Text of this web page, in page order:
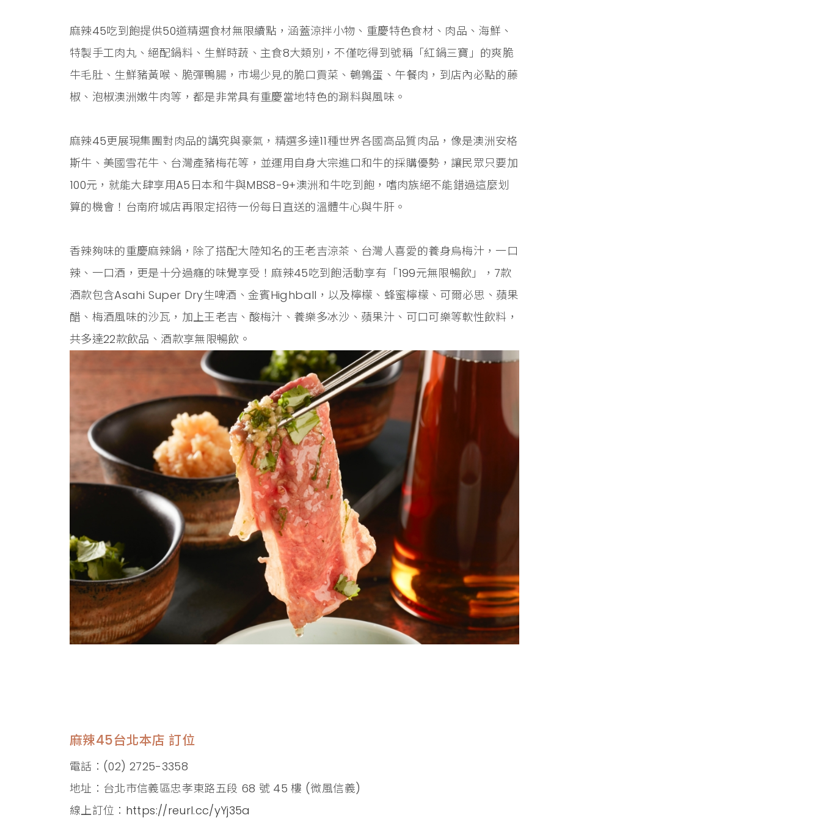
麻辣45吃到飽提供50道精選食材無限續點，涵蓋涼拌小物、重慶特色食材、肉品、海鮮、
特製手工肉丸、絕配鍋料、生鮮時蔬、主食8大類別，不僅吃得到號稱「紅鍋三寶」的爽脆
牛毛肚、生鮮豬黃喉、脆彈鴨腸，市場少見的脆口貢菜、鵪鶉蛋、午餐肉，到店內必點的藤
椒、泡椒澳洲嫩牛肉等，都是非常具有重慶當地特色的涮料與風味。
麻辣45更展現集團對肉品的講究與豪氣，精選多達11種世界各國高品質肉品，像是澳洲安格
斯牛、美國雪花牛、台灣產豬梅花等，並運用自身大宗進口和牛的採購優勢，讓民眾只要加
100元，就能大肆享用A5日本和牛與MBS8-9+澳洲和牛吃到飽，嗜肉族絕不能錯過這麼划
算的機會！台南府城店再限定招待一份每日直送的溫體牛心與牛肝。
香辣夠味的重慶麻辣鍋，除了搭配大陸知名的王老吉涼茶、台灣人喜愛的養身烏梅汁，一口
辣、一口酒，更是十分過癮的味覺享受！麻辣45吃到飽活動享有「199元無限暢飲」，7款
酒款包含Asahi Super Dry生啤酒、金賓Highball，以及檸檬、蜂蜜檸檬、可爾必思、蘋果
醋、梅酒風味的沙瓦，加上王老吉、酸梅汁、養樂多冰沙、蘋果汁、可口可樂等軟性飲料，
共多達22款飲品、酒款享無限暢飲。
麻辣45台北本店 訂位
電話：(02) 2725-3358
地址：台北市信義區忠孝東路五段 68 號 45 樓 (微風信義)
線上訂位： https://reurl.cc/yYj35a